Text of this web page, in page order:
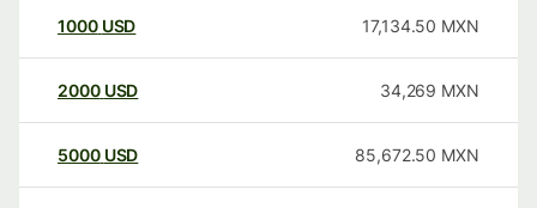
1000 USD 17,134.50 MXN
2000 USD 34,269 MXN
5000 USD 85,672.50 MXN